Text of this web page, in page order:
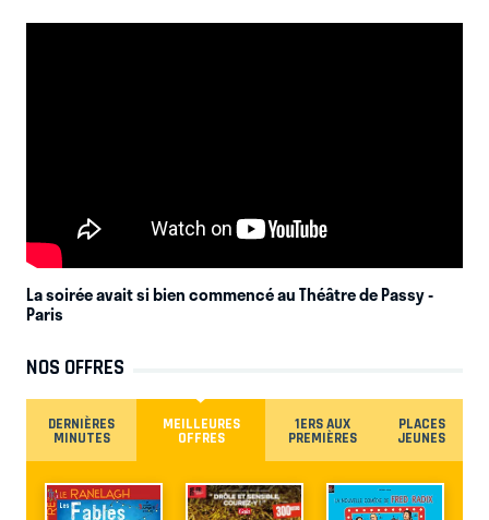
La soirée avait si bien commencé au Théâtre de Passy-
Paris
NOS OFFRES
DERNIÈRES
MINUTES
MEILLEURES
OFFRES
1ERS AUX
PREMIÈRES
PLACES
JEUNES